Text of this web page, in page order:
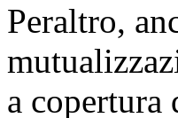
Peraltro,
a copertura